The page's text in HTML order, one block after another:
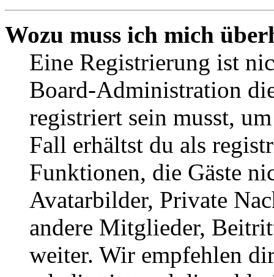
Wozu muss ich mich
Eine Registrierung ist
Board-Administration
registriert sein musst,
Fall erhältst du als
Funktionen, die Gäste
Avatarbilder, Private
andere Mitglieder,
weiter. Wir empfehlen